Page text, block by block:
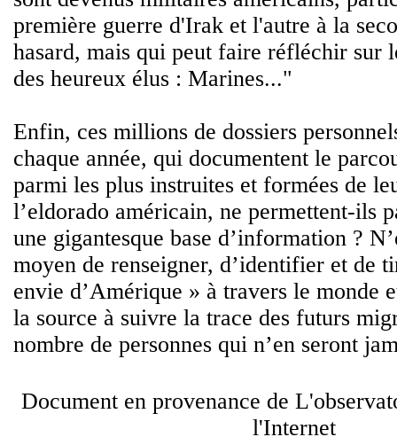
première guerre d'Irak et l'autre à la
hasard, mais qui peut faire réfléchir sur
des heureux élus : Marines..."
Enfin, ces millions de dossiers
chaque année, qui documentent le
parmi les plus instruites et formées de
l’eldorado américain, ne permettent-ils
une gigantesque base d’information ?
moyen de renseigner, d’identifier et de
envie d’Amérique » à travers le monde
la source à suivre la trace des futurs
nombre de personnes qui n’en seront
Document en provenance de
l'Internet